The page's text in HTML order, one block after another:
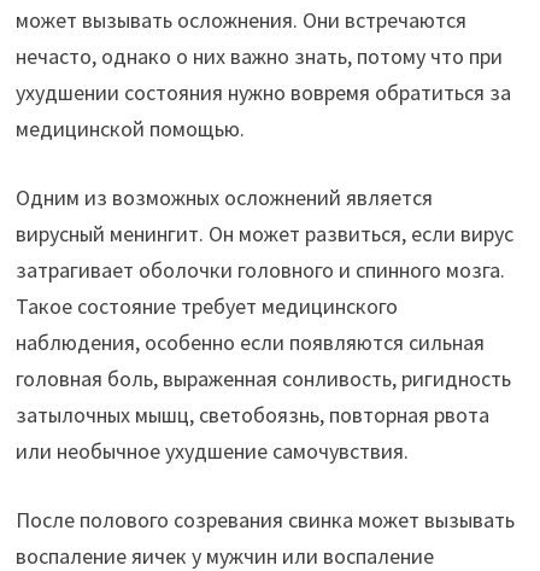
может вызывать осложнения. Они встречаются
нечасто, однако о них важно знать, потому что при
ухудшении состояния нужно вовремя обратиться за
медицинской помощью.
Одним из возможных осложнений является
вирусный менингит. Он может развиться, если вирус
затрагивает оболочки головного и спинного мозга.
Такое состояние требует медицинского
наблюдения, особенно если появляются сильная
головная боль, выраженная сонливость, ригидность
затылочных мышц, светобоязнь, повторная рвота
или необычное ухудшение самочувствия.
После полового созревания свинка может вызывать
воспаление яичек у мужчин или воспаление